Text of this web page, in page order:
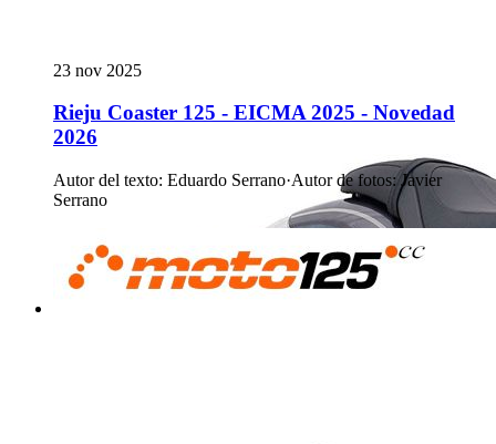
23 nov 2025
Rieju Coaster 125 - EICMA 2025 - Novedad
2026
Autor del texto: Eduardo Serrano·Autor de fotos: Javier
Serrano